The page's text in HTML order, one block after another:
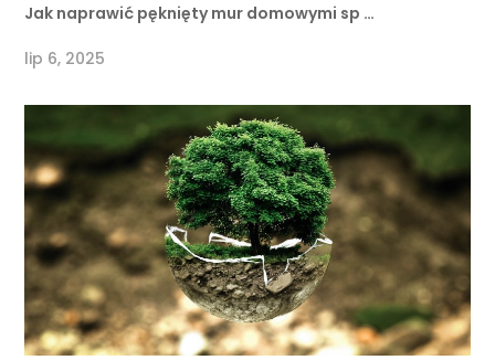
Jak naprawić pęknięty mur domowymi sp …
lip 6, 2025